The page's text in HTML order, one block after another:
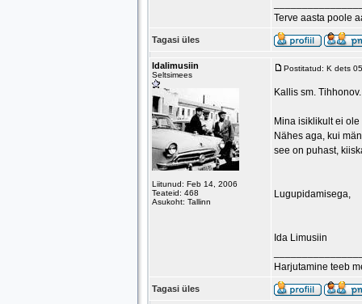
Terve aasta poole
Tagasi üles
Idalimusiin
Seltsimees
Liitunud: Feb 14, 2006
Teateid: 468
Asukoht: Tallinn
Postitatud: K dets
Kallis sm. Tihhonov.
Mina isiklikult ei
Nähes aga, kui
see on puhast,
Lugupidamisega,
Ida Limusiin
Harjutamine teeb
Tagasi üles